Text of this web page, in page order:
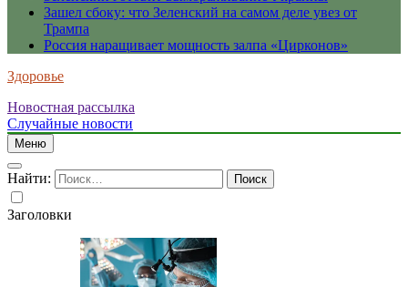
Зашел сбоку: что Зеленский на самом деле увез от
Трампа
Россия наращивает мощность залпа «Цирконов»
Здоровье
Новостная рассылка
Случайные новости
Меню
Найти:
Заголовки